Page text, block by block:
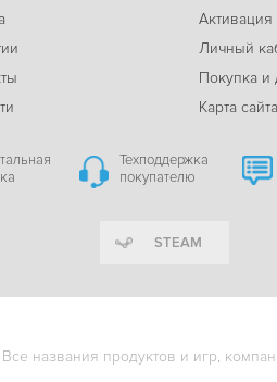
Активация
Личный
Покупка и
Карта сайта
Техподдержка
покупателю
STEAM
названия продуктов и игр,